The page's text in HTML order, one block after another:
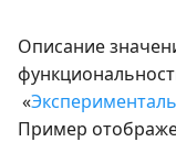
Описание
«
Пример